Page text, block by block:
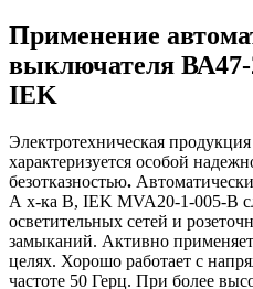
Применение
выключателя ВА47-
IEK
Электротехническая
характеризуется особой
безотказностью.
А х-ка B, IEK MVA20-1-005-B
осветительных сетей и
замыканий. Активно
целях. Хорошо работает с
частоте 50 Герц. При более